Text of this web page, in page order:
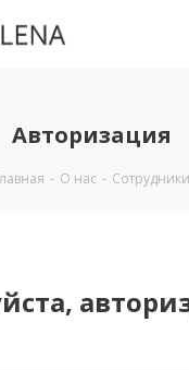
Авторизация
- О нас - Сотрудники